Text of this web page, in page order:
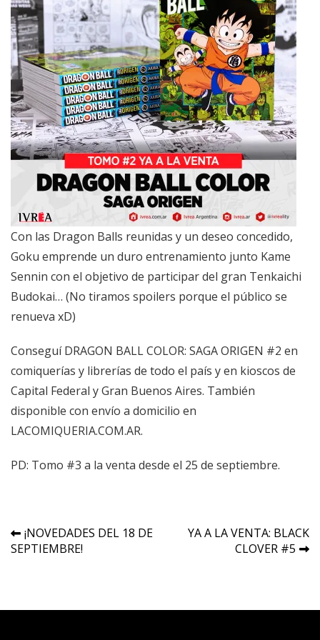
Con las Dragon Balls reunidas y un deseo concedido,
Goku emprende un duro entrenamiento junto Kame
Sennin con el objetivo de participar del gran Tenkaichi
Budokai… (No tiramos spoilers porque el público se
renueva xD)
Conseguí DRAGON BALL COLOR: SAGA ORIGEN #2 en
comiquerías y librerías de todo el país y en kioscos de
Capital Federal y Gran Buenos Aires. También
disponible con envío a domicilio en
LACOMIQUERIA.COM.AR.
PD: Tomo #3 a la venta desde el 25 de septiembre.
Navegación
de
¡NOVEDADES DEL 18 DE
SEPTIEMBRE!
YA A LA VENTA: BLACK
CLOVER #5